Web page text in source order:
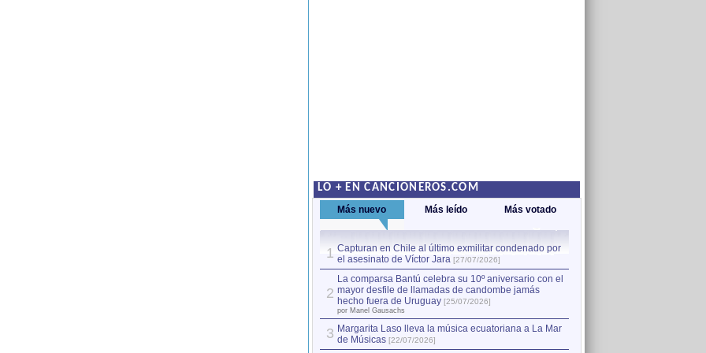
LO + EN CANCIONEROS.COM
Más nuevo Más leído Más votado
1 Capturan en Chile al último exmilitar condenado por
el asesinato de Víctor Jara [27/07/2026]
2
La comparsa Bantú celebra su 10º aniversario con el
mayor desfile de llamadas de candombe jamás
hecho fuera de Uruguay [25/07/2026]
por Manel Gausachs
3 Margarita Laso lleva la música ecuatoriana a La Mar
de Músicas [22/07/2026]